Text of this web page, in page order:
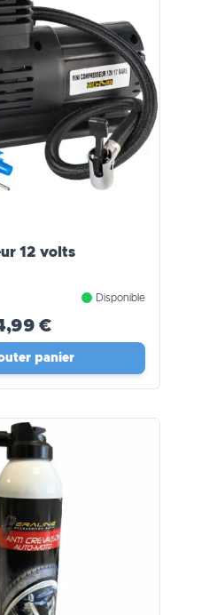
12 volts
Disponible
€
panier